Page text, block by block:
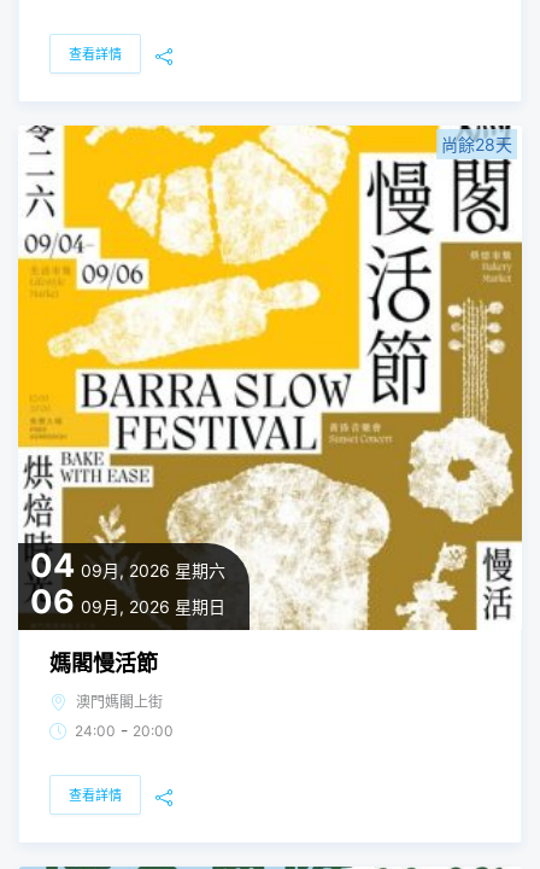
查看詳情
04 09月, 2026 星期六
06 09月, 2026 星期日
尚餘28天
媽閣慢活節
澳門媽閣上街
24:00 - 20:00
查看詳情